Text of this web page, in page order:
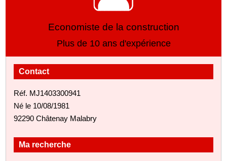
Economiste de la construction
Plus de 10 ans d'expérience
Contact
Réf. MJ1403300941
Né le 10/08/1981
92290 Châtenay Malabry
Ma recherche